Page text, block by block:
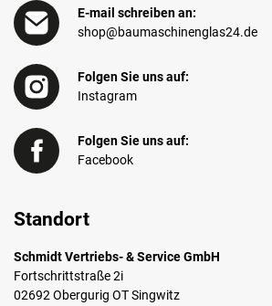
E-mail schreiben an:
shop@baumaschinenglas24.de
Folgen Sie uns auf:
Instagram
Folgen Sie uns auf:
Facebook
Standort
Schmidt Vertriebs- & Service GmbH
Fortschrittstraße 2i
02692 Obergurig OT Singwitz